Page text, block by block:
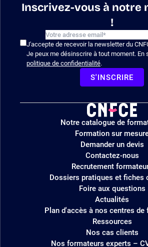
Inscrivez-vous à notre
!
J'accepte de recevoir la newsletter du
Je peux me désinscrire à tout moment. En
politique de confidentialité.
S'INSCRIRE
Logo
site
Notre catalogue de
Formation sur
Demander un devis
Contactez-nous
Recrutement
Dossiers pratiques et fiches
Foire aux questions
Actualités
Plan d'accès à nos centres de
Ressources
Nos cas clients
Nos formateurs experts –